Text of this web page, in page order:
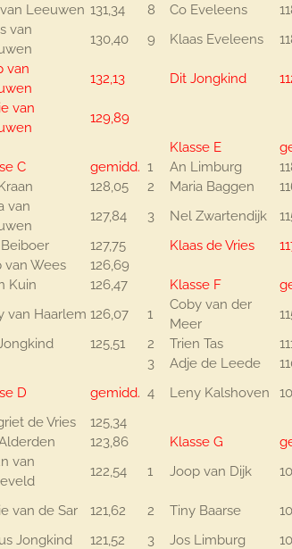
Leeuwen 131,34 8 Co Eveleens
van
130,40 9 Klaas Eveleens
van
132,13 Dit Jongkind
van
129,89
Klasse E
C
gemidd. 1 An Limburg
128,05 2 Maria Baggen
van
127,84 3 Nel Zwartendijk
127,75 Klaas de Vries
van Wees
126,69
Kuin 126,47 Klasse F
van Haarlem 126,07 1
Coby van der
Meer
125,51 2 Trien Tas
3 Adje de Leede
D gemidd. 4 Leny Kalshoven
de Vries
125,34
123,86 Klasse G
van
122,54 1 Joop van Dijk
van de Sar 121,62 2 Tiny Baarse
Jongkind 121,52 3 Jos Limburg